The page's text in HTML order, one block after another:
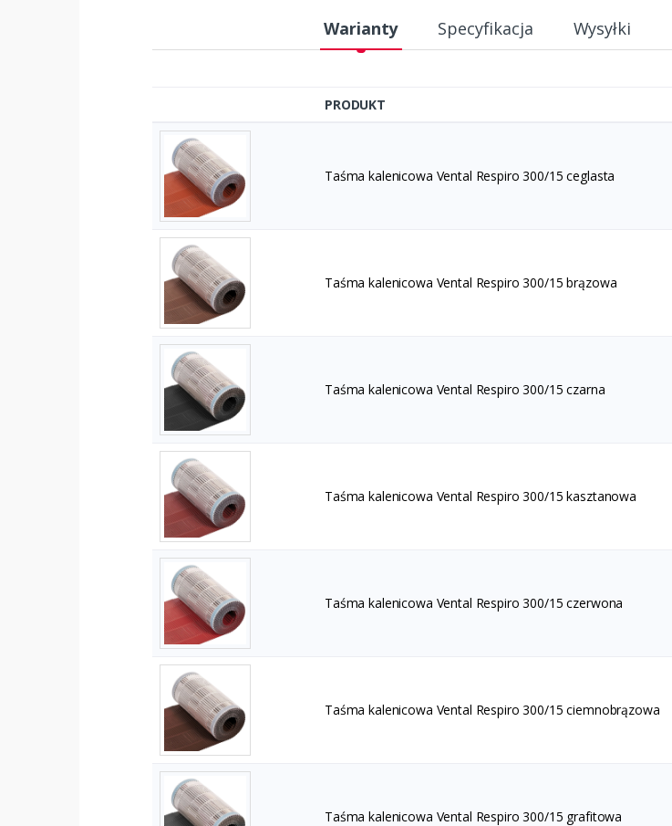
Warianty Specyfikacja Wysyłki
PRODUKT
Taśma kalenicowa Vental Respiro 300/15 ceglasta
Taśma kalenicowa Vental Respiro 300/15 brązowa
Taśma kalenicowa Vental Respiro 300/15 czarna
Taśma kalenicowa Vental Respiro 300/15 kasztanowa
Taśma kalenicowa Vental Respiro 300/15 czerwona
Taśma kalenicowa Vental Respiro 300/15 ciemnobrązowa
Taśma kalenicowa Vental Respiro 300/15 grafitowa